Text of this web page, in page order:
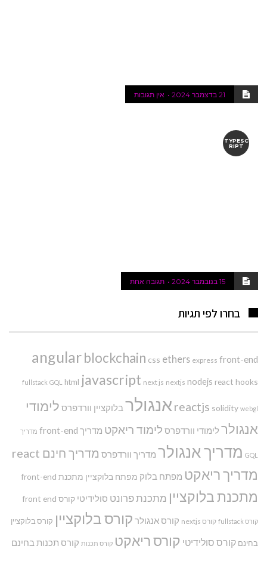
21 בדצמבר 2024 אין תגובות
TYPESC
RIPT
15 בנובמבר 2024 תגובה אחת
בחרו לפי תגיות
angularblockchain css ethers express front-end
fullstack GQL html javascript next js nextjs nodejs react hooks
reactjs solidity webgl אנגולר בלוקציין וורדפרס לימודי
אנגולר לימודי וורדפרס לימוד ריאקט מדריך front-end מדריך
GQL מדריך אנגולר מדריך וורדפרס מדריך חינם react
מדריך ריאקט מפתח בלוק מפתח בלוקציין מתכנת front-end
מתכנת בלוקציין מתכנת פרונט סולידיטי קורס front end
קורס fullstack קורס nextjs קורס אנגולר קורס בלוקציין קורס בלוקציין
בחינם קורס סולידיטי קורס ריאקט קורס תכנות קורס תכנות בחינם